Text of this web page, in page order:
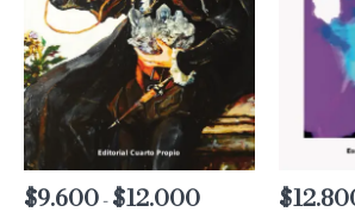
$9.600- $12.000Rango
$